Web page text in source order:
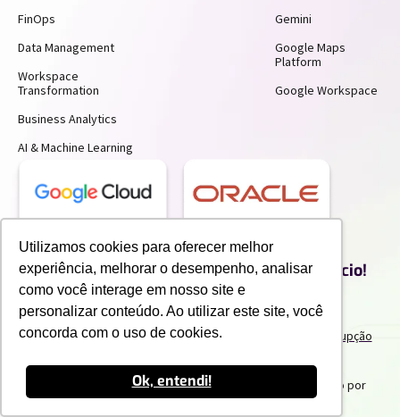
Utilizamos cookies para oferecer melhor
experiência, melhorar o desempenho, analisar
como você interage em nosso site e
personalizar conteúdo. Ao utilizar este site, você
concorda com o uso de cookies.
Ok, entendi!
FinOps
Data Management
Workspace
Transformation
Business Analytics
AI & Machine Learning
Gemini
Google Maps
Platform
Google Workspace
Receba insights gratuitos e gere mais
produtividade e economia para o seu negócio!
Inscreva-se para receber nossos conteúdos exclusivos.
2025 IPNET by Vivo. Todos os direitos reservados. Criado por
Innuvem Consultoria
Termos de uso e Politicas de Privacidade
Politicas Anticorrupção
Portal do ClienteCanal de DenunciaTrabalhe Conosco